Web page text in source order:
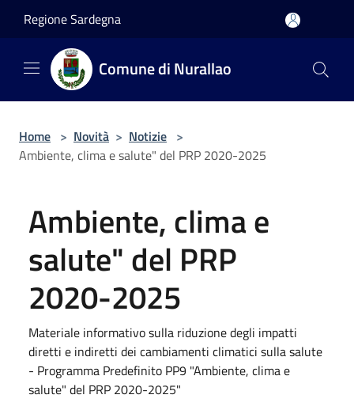
Regione Sardegna
Comune di Nurallao
Home > Novità > Notizie >
Ambiente, clima e salute" del PRP 2020-2025
Ambiente, clima e
salute" del PRP
2020-2025
Materiale informativo sulla riduzione degli impatti
diretti e indiretti dei cambiamenti climatici sulla salute
- Programma Predefinito PP9 "Ambiente, clima e
salute" del PRP 2020-2025"